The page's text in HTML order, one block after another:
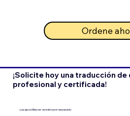
Ordene
¡Solicite hoy una traducción
profesional y certificada!
Las apostillas se venden por separado